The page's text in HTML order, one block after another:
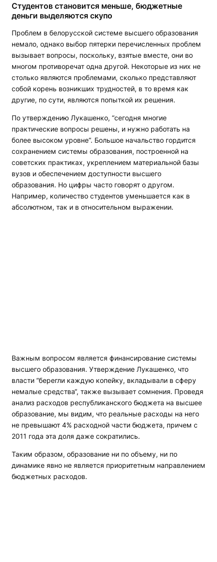
Студентов становится меньше, бюджетные
деньги выделяются скупо
Проблем в белорусской системе высшего образования
немало, однако выбор пятерки перечисленных проблем
вызывает вопросы, поскольку, взятые вместе, они во
многом противоречат одна другой. Некоторые из них не
столько являются проблемами, сколько представляют
собой корень возникших трудностей, в то время как
другие, по сути, являются попыткой их решения.
По утверждению Лукашенко, “сегодня многие
практические вопросы решены, и нужно работать на
более высоком уровне“. Большое начальство гордится
сохранением системы образования, построенной на
советских практиках, укреплением материальной базы
вузов и обеспечением доступности высшего
образования. Но цифры часто говорят о другом.
Например, количество студентов уменьшается как в
абсолютном, так и в относительном выражении.
Важным вопросом является финансирование системы
высшего образования. Утверждение Лукашенко, что
власти “берегли каждую копейку, вкладывали в сферу
немалые средства“, также вызывает сомнения. Проведя
анализ расходов республиканского бюджета на высшее
образование, мы видим, что реальные расходы на него
не превышают 4% расходной части бюджета, причем с
2011 года эта доля даже сократились.
Таким образом, образование ни по объему, ни по
динамике явно не является приоритетным направлением
бюджетных расходов.